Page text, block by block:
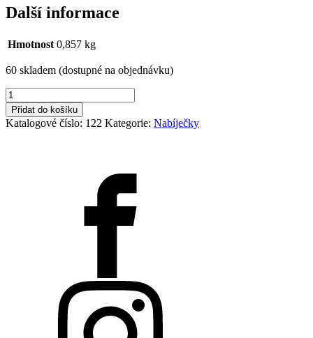
Další informace
Hmotnost 0,857 kg
60 skladem (dostupné na objednávku)
Nabíječka
3A
/
48V
Přidat do košíku
Katalogové číslo: 122 Kategorie: Nabíječky